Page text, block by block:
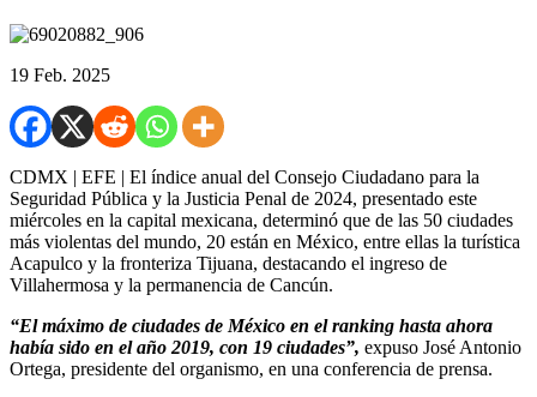
19 Feb. 2025
CDMX | EFE | El índice anual del Consejo Ciudadano para la
Seguridad Pública y la Justicia Penal de 2024, presentado este
miércoles en la capital mexicana, determinó que de las 50 ciudades
más violentas del mundo, 20 están en México, entre ellas la turística
Acapulco y la fronteriza Tijuana, destacando el ingreso de
Villahermosa y la permanencia de Cancún.
“El máximo de ciudades de México en el ranking hasta ahora
había sido en el año 2019, con 19 ciudades”, expuso José Antonio
Ortega, presidente del organismo, en una conferencia de prensa.